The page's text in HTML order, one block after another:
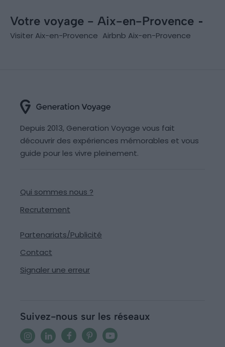
Votre voyage - Aix-en-Provence
Visiter Aix-en-Provence Airbnb Aix-en-Provence
Depuis 2013, Generation Voyage vous fait
découvrir des expériences mémorables et vous
guide pour les vivre pleinement.
Qui sommes nous ?
Recrutement
Partenariats/Publicité
Contact
Signaler une erreur
Suivez-nous sur les réseaux